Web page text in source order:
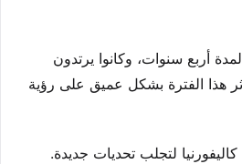
أربع سنوات، وكانوا يرتدون
هذا الفترة بشكل عميق على رؤية
لتجلب تحديات جديدة.